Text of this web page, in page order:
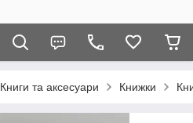
Книги та аксесуари Книжки